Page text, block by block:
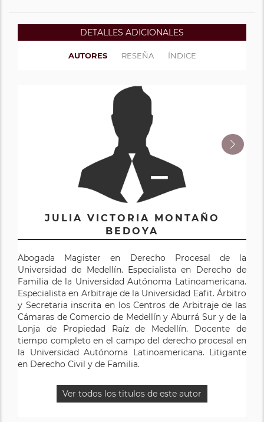
DETALLES ADICIONALES
AUTORES RESEÑA ÍNDICE
JULIA VICTORIA MONTAÑO
BEDOYA
Abogada Magister en Derecho Procesal de la
Universidad de Medellín. Especialista en Derecho de
Familia de la Universidad Autónoma Latinoamericana.
Especialista en Arbitraje de la Universidad Eafit. Árbitro
y Secretaria inscrita en los Centros de Arbitraje de las
Cámaras de Comercio de Medellín y Aburrá Sur y de la
Lonja de Propiedad Raíz de Medellín. Docente de
tiempo completo en el campo del derecho procesal en
la Universidad Autónoma Latinoamericana. Litigante
en Derecho Civil y de Familia.
Ver todos los titulos de este autor
PEDRO PABLO CARDONA
GALEANO
Abogado y Magister en Derecho Procesal de la
Universidad de Medellín. Docente en el campo del
Derecho procesal de pregrado y posgrado en varias
universidades del país. Tratadista de Derecho Procesal
Civil. Conferencista, consultor, asesor y litigante en
Derecho Civil, Comercial y de Familia.
Ver todos los titulos de este autor